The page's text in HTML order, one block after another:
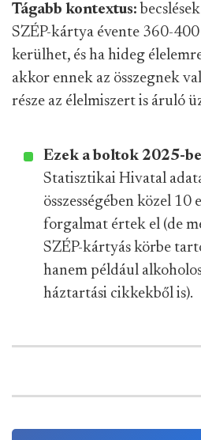
Tágabb kontextus:
SZÉP-kártya évente 360-
kerülhet, és ha hideg
akkor ennek az összegnek
része az élelmiszert is áruló
Ezek a boltok 2025-
Statisztikai Hivatal
összességében közel
forgalmat értek el (de
SZÉP-kártyás körbe
hanem például
háztartási cikkekből is).